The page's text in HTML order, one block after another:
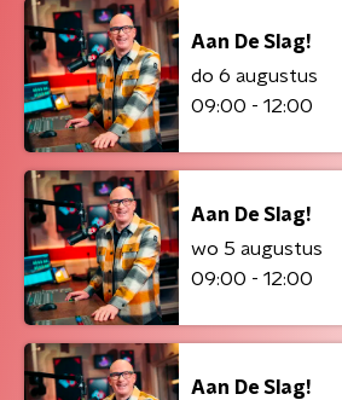
Aan De Slag!
do 6 augustus
09:00 - 12:00
Aan De Slag!
wo 5 augustus
09:00 - 12:00
Aan De Slag!